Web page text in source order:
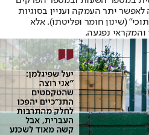
לאפשר יתר העמקה ועניין בסוגיות
(שינון חומר ופליטתו). אלא
נפגעה.